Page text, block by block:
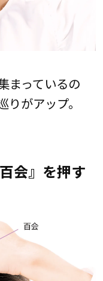
まっているの
がアップ。
会』を押す